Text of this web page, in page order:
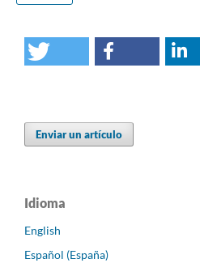
Enviar un artículo
Idioma
English
Español (España)